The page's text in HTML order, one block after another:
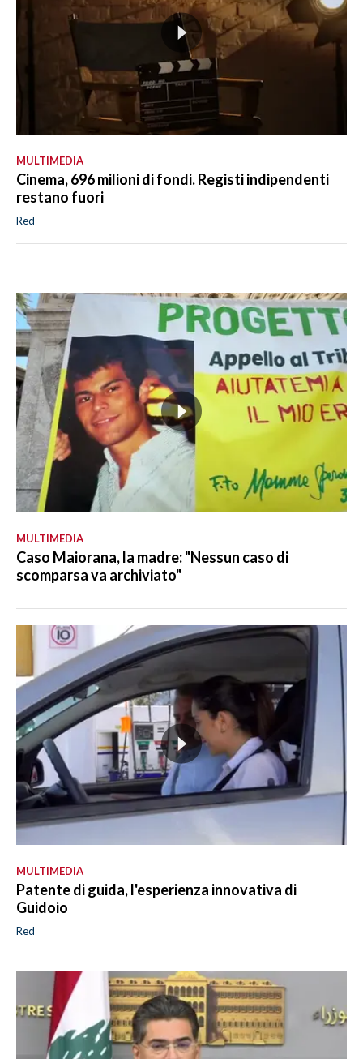
MULTIMEDIA
Cinema, 696 milioni di fondi. Registi indipendenti
restano fuori
Red
MULTIMEDIA
Caso Maiorana, la madre: "Nessun caso di
scomparsa va archiviato"
MULTIMEDIA
Patente di guida, l'esperienza innovativa di
Guidoio
Red